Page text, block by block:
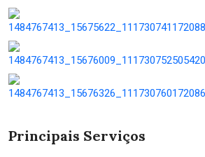
Principais Serviços